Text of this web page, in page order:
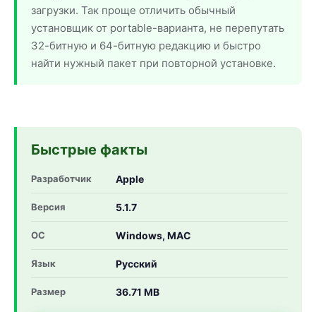
загрузки. Так проще отличить обычный
установщик от portable-варианта, не перепутать
32-битную и 64-битную редакцию и быстро
найти нужный пакет при повторной установке.
Быстрые факты
Разработчик Apple
Версия 5.1.7
ОС Windows, MAC
Язык Русский
Размер 36.71 MB